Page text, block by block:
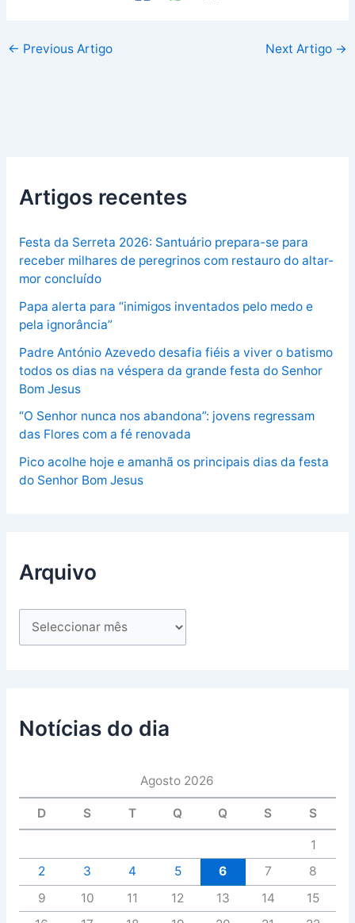
← Previous Artigo Next Artigo →
Artigos recentes
Festa da Serreta 2026: Santuário prepara-se para
receber milhares de peregrinos com restauro do altar-
mor concluído
Papa alerta para “inimigos inventados pelo medo e
pela ignorância”
Padre António Azevedo desafia fiéis a viver o batismo
todos os dias na véspera da grande festa do Senhor
Bom Jesus
“O Senhor nunca nos abandona”: jovens regressam
das Flores com a fé renovada
Pico acolhe hoje e amanhã os principais dias da festa
do Senhor Bom Jesus
Arquivo
Notícias do dia
Agosto 2026
D S T Q Q S S
1
2
3 4 5 6 7
8
9
10 11 12 13 14
15